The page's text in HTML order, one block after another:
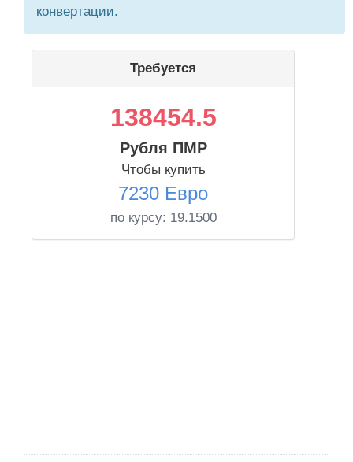
конвертации.
Требуется
138454.5
Рубля ПМР
Чтобы купить
7230 Евро
по курсу: 19.1500